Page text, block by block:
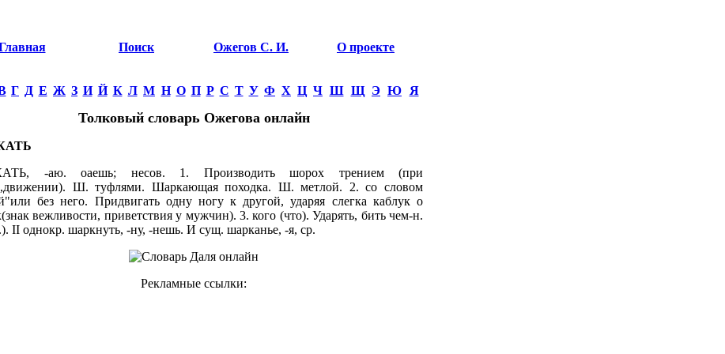
Поиск Ожегов С. И. О проекте
Г Д Е Ж З И Й К Л М Н О П Р С Т У Ф Х Ц Ч Ш Щ Э Ю Я
Толковый словарь Ожегова онлайн
-аю. oаешь; несов. 1. Производить шорох трением (при
Ш. туфлями. Шаркающая походка. Ш. метлой. 2. со словом
без него. Придвигать одну ногу к другой, ударяя слегка каблук о
вежливости, приветствия у мужчин). 3. кого (что). Ударять, бить чем-н.
II однокр. шаркнуть, -ну, -нешь. И сущ. шарканье, -я, ср.
Рекламные ссылки: